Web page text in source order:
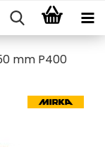
mm P400